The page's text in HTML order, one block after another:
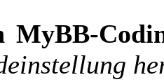
MyBB-